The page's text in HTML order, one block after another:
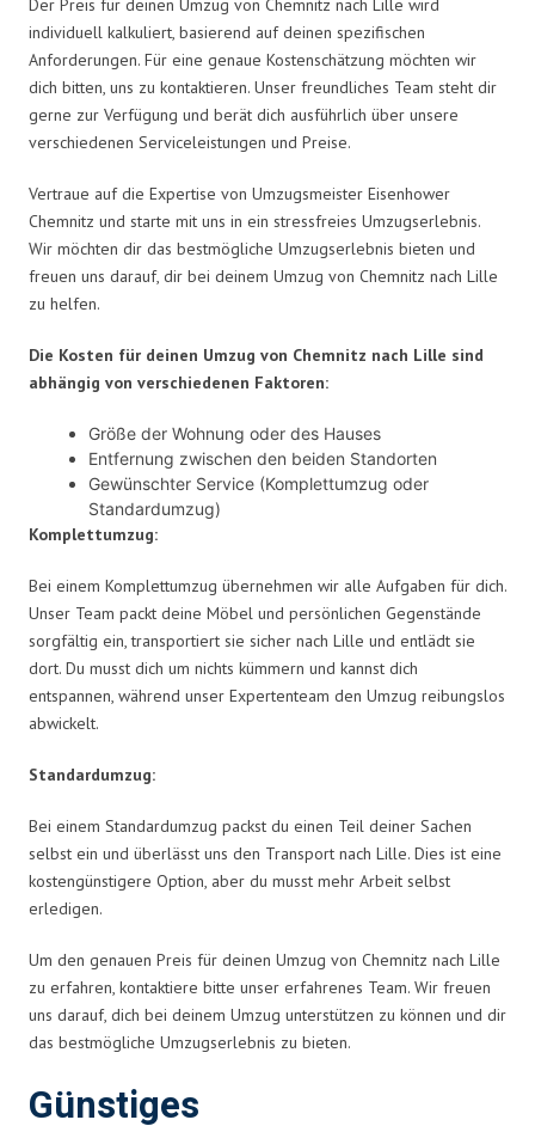
Der Preis für deinen Umzug von Chemnitz nach Lille wird
individuell kalkuliert, basierend auf deinen spezifischen
Anforderungen. Für eine genaue Kostenschätzung möchten wir
dich bitten, uns zu kontaktieren. Unser freundliches Team steht dir
gerne zur Verfügung und berät dich ausführlich über unsere
verschiedenen Serviceleistungen und Preise.
Vertraue auf die Expertise von Umzugsmeister Eisenhower
Chemnitz und starte mit uns in ein stressfreies Umzugserlebnis.
Wir möchten dir das bestmögliche Umzugserlebnis bieten und
freuen uns darauf, dir bei deinem Umzug von Chemnitz nach Lille
zu helfen.
Die Kosten für deinen Umzug von Chemnitz nach Lille sind
abhängig von verschiedenen Faktoren:
Größe der Wohnung oder des Hauses
Entfernung zwischen den beiden Standorten
Gewünschter Service (Komplettumzug oder
Standardumzug)
Komplettumzug:
Bei einem Komplettumzug übernehmen wir alle Aufgaben für dich.
Unser Team packt deine Möbel und persönlichen Gegenstände
sorgfältig ein, transportiert sie sicher nach Lille und entlädt sie
dort. Du musst dich um nichts kümmern und kannst dich
entspannen, während unser Expertenteam den Umzug reibungslos
abwickelt.
Standardumzug:
Bei einem Standardumzug packst du einen Teil deiner Sachen
selbst ein und überlässt uns den Transport nach Lille. Dies ist eine
kostengünstigere Option, aber du musst mehr Arbeit selbst
erledigen.
Um den genauen Preis für deinen Umzug von Chemnitz nach Lille
zu erfahren, kontaktiere bitte unser erfahrenes Team. Wir freuen
uns darauf, dich bei deinem Umzug unterstützen zu können und dir
das bestmögliche Umzugserlebnis zu bieten.
Günstiges